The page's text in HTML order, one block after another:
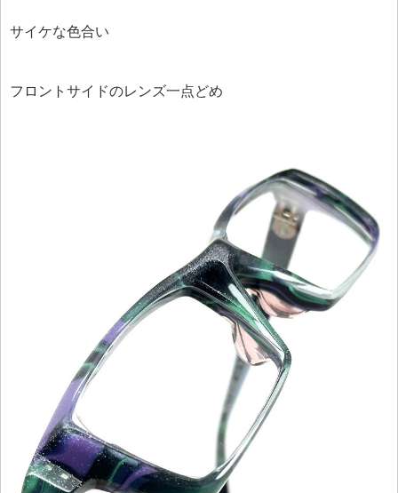
サイケな色合い
フロントサイドのレンズ一点どめ